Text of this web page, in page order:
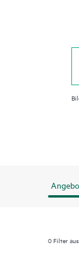
0Filter